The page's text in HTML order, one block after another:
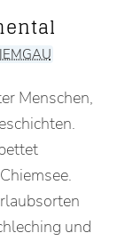
Menschen,
und